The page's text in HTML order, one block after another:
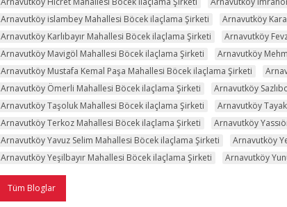
Arnavutköy islambey Mahallesi Böcek ilaçlama Şirketi
Arnavutköy
Arnavutköy Karlıbayır Mahallesi Böcek ilaçlama Şirketi
Arnavutköy
Arnavutköy Mavigöl Mahallesi Böcek ilaçlama Şirketi
Arnavutköy
Arnavutköy Mustafa Kemal Paşa Mahallesi Böcek ilaçlama Şirketi
Arnavutköy Ömerli Mahallesi Böcek ilaçlama Şirketi
Arnavutköy
Arnavutköy Taşoluk Mahallesi Böcek ilaçlama Şirketi
Arnavutköy
Arnavutköy Terkoz Mahallesi Böcek ilaçlama Şirketi
Arnavutköy
Arnavutköy Yavuz Selim Mahallesi Böcek ilaçlama Şirketi
Arnavutköy
Arnavutköy Yeşilbayır Mahallesi Böcek ilaçlama Şirketi
Arnavutköy
Tüm Bloglar